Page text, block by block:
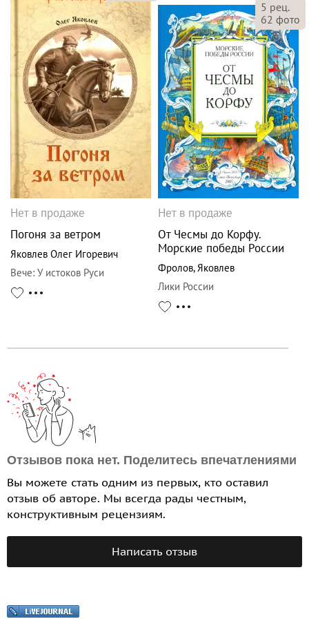
Нет в продаже
Погоня за ветром
Яковлев Олег Игоревич
Вече: У истоков Руси
5 рец.
62 фото
Нет в продаже
От Чесмы до Корфу.
Морские победы России
Фролов,Яковлев
Лики России
Отзывов пока нет. Поделитесь впечатлениями
Вы можете стать одним из первых, кто оставил
отзыв об авторе. Мы всегда рады честным,
конструктивным рецензиям.
Написать отзыв